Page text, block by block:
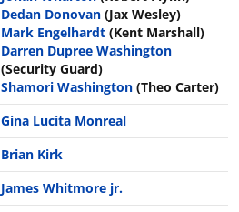
Dedan Donovan (Jax Wesley)
Mark Engelhardt (Kent Marshall)
Darren Dupree Washington
(Security Guard)
Shamori Washington (Theo Carter)
Gina Lucita Monreal
Brian Kirk
James Whitmore jr.